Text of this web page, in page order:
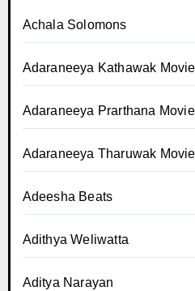
Achala Solomons
Adaraneeya Kathawak
Adaraneeya Prarthana
Adaraneeya Tharuwak
Adeesha Beats
Adithya Weliwatta
Aditya Narayan